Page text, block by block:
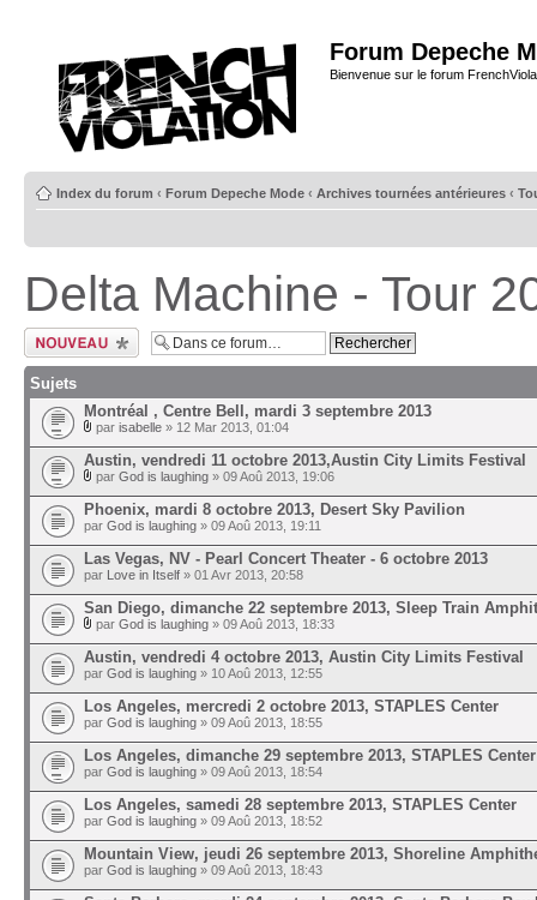
Forum Depeche
Bienvenue sur le forum
Index du forum ‹ Forum Depeche Mode ‹ Archives tournées antérieures ‹
Delta Machine - Tour
Ecrire un nouveau
sujet
Sujets
Montréal , Centre Bell, mardi 3 septembre 2013
par isabelle » 12 Mar 2013, 01:04
Austin, vendredi 11 octobre 2013,Austin City Limits Festival
par God is laughing » 09 Aoû 2013, 19:06
Phoenix, mardi 8 octobre 2013, Desert Sky Pavilion
par God is laughing » 09 Aoû 2013, 19:11
Las Vegas, NV - Pearl Concert Theater - 6 octobre 2013
par Love in Itself » 01 Avr 2013, 20:58
San Diego, dimanche 22 septembre 2013, Sleep Train
par God is laughing » 09 Aoû 2013, 18:33
Austin, vendredi 4 octobre 2013, Austin City Limits Festival
par God is laughing » 10 Aoû 2013, 12:55
Los Angeles, mercredi 2 octobre 2013, STAPLES Center
par God is laughing » 09 Aoû 2013, 18:55
Los Angeles, dimanche 29 septembre 2013, STAPLES Center
par God is laughing » 09 Aoû 2013, 18:54
Los Angeles, samedi 28 septembre 2013, STAPLES Center
par God is laughing » 09 Aoû 2013, 18:52
Mountain View, jeudi 26 septembre 2013, Shoreline
par God is laughing » 09 Aoû 2013, 18:43